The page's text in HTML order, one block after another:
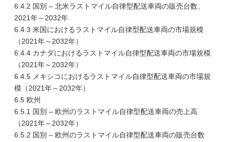
6.4.2 国別 – 北米ラストマイル自律型配送車両の販売台数、
2021年～2032年
6.4.3 米国におけるラストマイル自律型配送車両の市場規模
（2021年～2032年）
6.4.4 カナダにおけるラストマイル自律型配送車両の市場規模
（2021年～2032年）
6.4.5 メキシコにおけるラストマイル自律型配送車両の市場規
模（2021年～2032年）
6.5 欧州
6.5.1 国別 – 欧州のラストマイル自律型配送車両の売上高
（2021年～2032年）
6.5.2 国別 – 欧州のラストマイル自律型配送車両の販売台数